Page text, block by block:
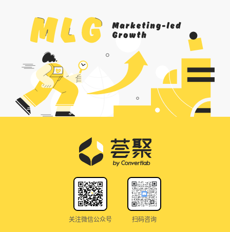
关注微信公众号 扫码咨询